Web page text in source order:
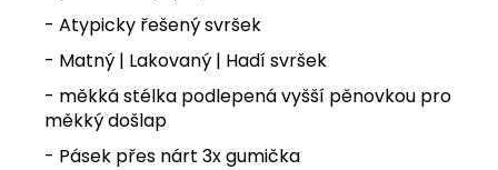
- Atypicky řešený svršek
- Matný | Lakovaný | Hadí svršek
- měkká stélka podlepená vyšší pěnovkou pro
měkký došlap
- Pásek přes nárt 3x gumička